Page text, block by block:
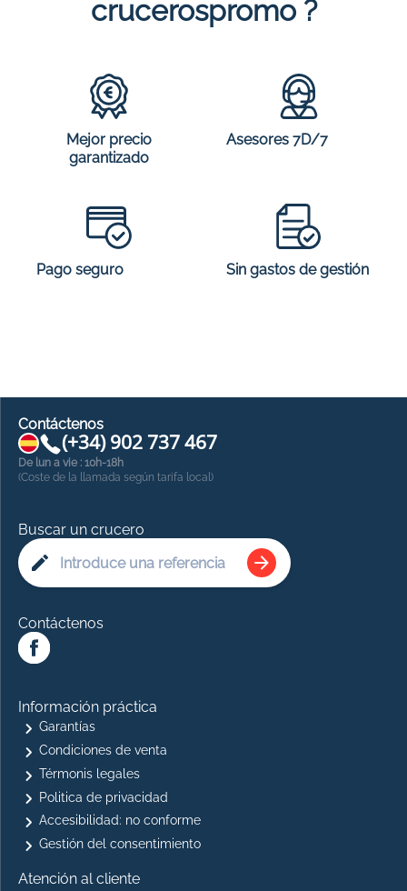
crucerospromo ?
Mejor precio
garantizado
Asesores 7D/7
Pago seguro Sin gastos de gestión
Contáctenos
(+34) 902 737 467
De lun a vie : 10h-18h
(Coste de la llamada según tarifa local)
Buscar un crucero
Contáctenos
Información práctica
Garantías
Condiciones de venta
Térmonis legales
Politica de privacidad
Accesibilidad: no conforme
Gestión del consentimiento
Atención al cliente